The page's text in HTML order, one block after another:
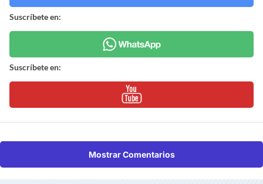
Suscríbete en:
Suscríbete en:
Mostrar Comentarios